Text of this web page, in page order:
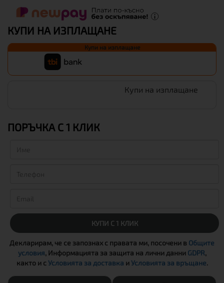
КУПИ НА ИЗПЛАЩАНЕ
Купи на изплащане
Купи на изплащане
ПОРЪЧКА С 1 КЛИК
КУПИ С 1 КЛИК
Декларирам, че се запознах с правата ми, посочени в Общите
условия, Информацията за защита на лични данни GDPR,
както и сУсловията за доставка иУсловията за връщане.